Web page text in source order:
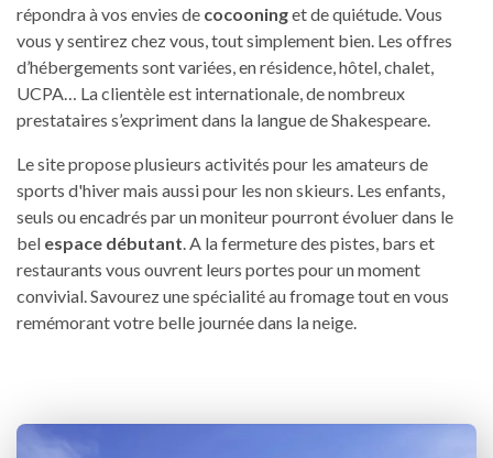
répondra à vos envies de cocooninget de quiétude. Vous
vous y sentirez chez vous, tout simplement bien. Les offres
d’hébergements sont variées, en résidence, hôtel, chalet,
UCPA… La clientèle est internationale, de nombreux
prestataires s’expriment dans la langue de Shakespeare.
Le site propose plusieurs activités pour les amateurs de
sports d'hiver mais aussi pour les non skieurs. Les enfants,
seuls ou encadrés par un moniteur pourront évoluer dans le
bel espace débutant. A la fermeture des pistes, bars et
restaurants vous ouvrent leurs portes pour un moment
convivial. Savourez une spécialité au fromage tout en vous
remémorant votre belle journée dans la neige.